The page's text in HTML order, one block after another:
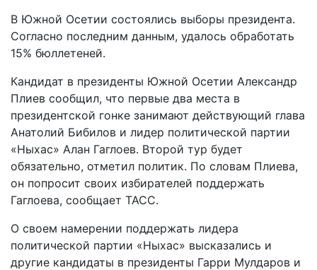
В Южной Осетии состоялись выборы президента.
Согласно последним данным, удалось обработать
15% бюллетеней.
Кандидат в президенты Южной Осетии Александр
Плиев сообщил, что первые два места в
президентской гонке занимают действующий глава
Анатолий Бибилов и лидер политической партии
«Ныхас» Алан Гаглоев. Второй тур будет
обязательно, отметил политик. По словам Плиева,
он попросит своих избирателей поддержать
Гаглоева, сообщает ТАСС.
О своем намерении поддержать лидера
политической партии «Ныхас» высказались и
другие кандидаты в президенты Гарри Мулдаров и